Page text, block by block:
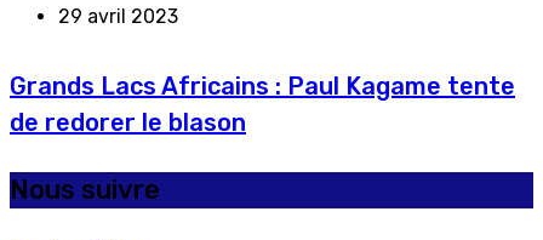
29 avril 2023
Grands Lacs Africains : Paul Kagame tente
de redorer le blason
Nous suivre